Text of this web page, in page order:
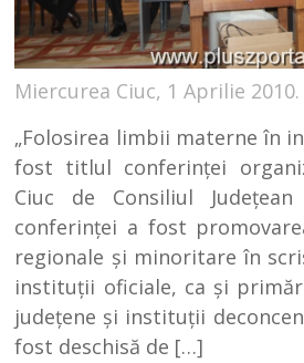
Miercurea Ciuc, 1 Aprilie 2010.
„Folosirea limbii materne în
fost titlul conferinţei
Ciuc de Consiliul
conferinţei a fost
regionale şi minoritare în
instituţii oficiale, ca şi
judeţene şi instituţii
fost deschisă de […]